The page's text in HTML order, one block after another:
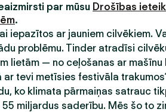
par mūsu Drošības
.
iepazītos ar jauniem cilvēkiem.
problēmu. Tinder atradīsi
lietām — no ceļošanas ar
tevi metīsies festivāla
ko klimata pārmaiņas satrauc
miljardus saderību. Mēs šo to